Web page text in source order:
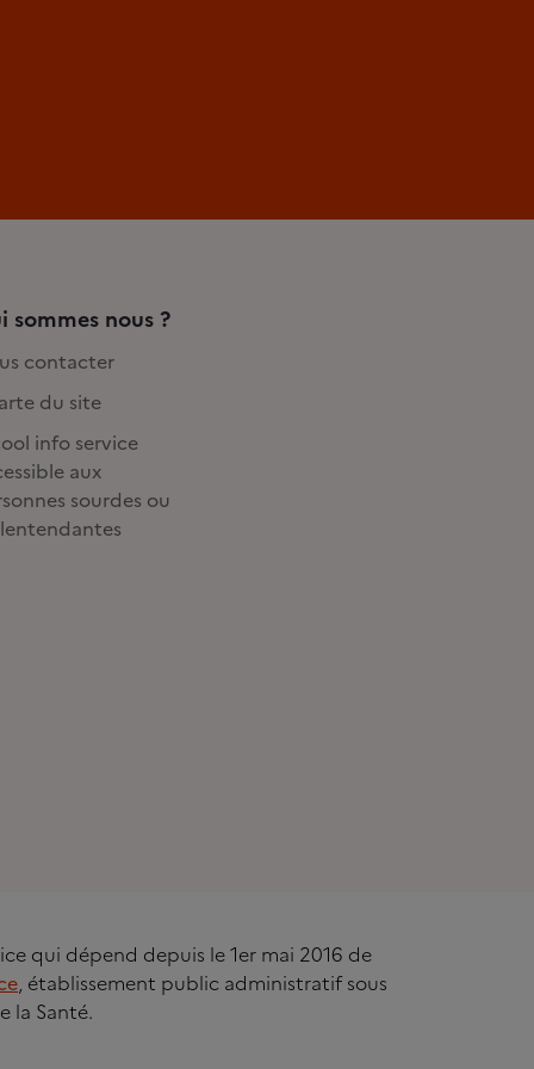
sommes nous ?
contacter
du site
info service
aux
sourdes ou
qui dépend depuis le 1er mai 2016 de
, établissement public administratif sous
la Santé.